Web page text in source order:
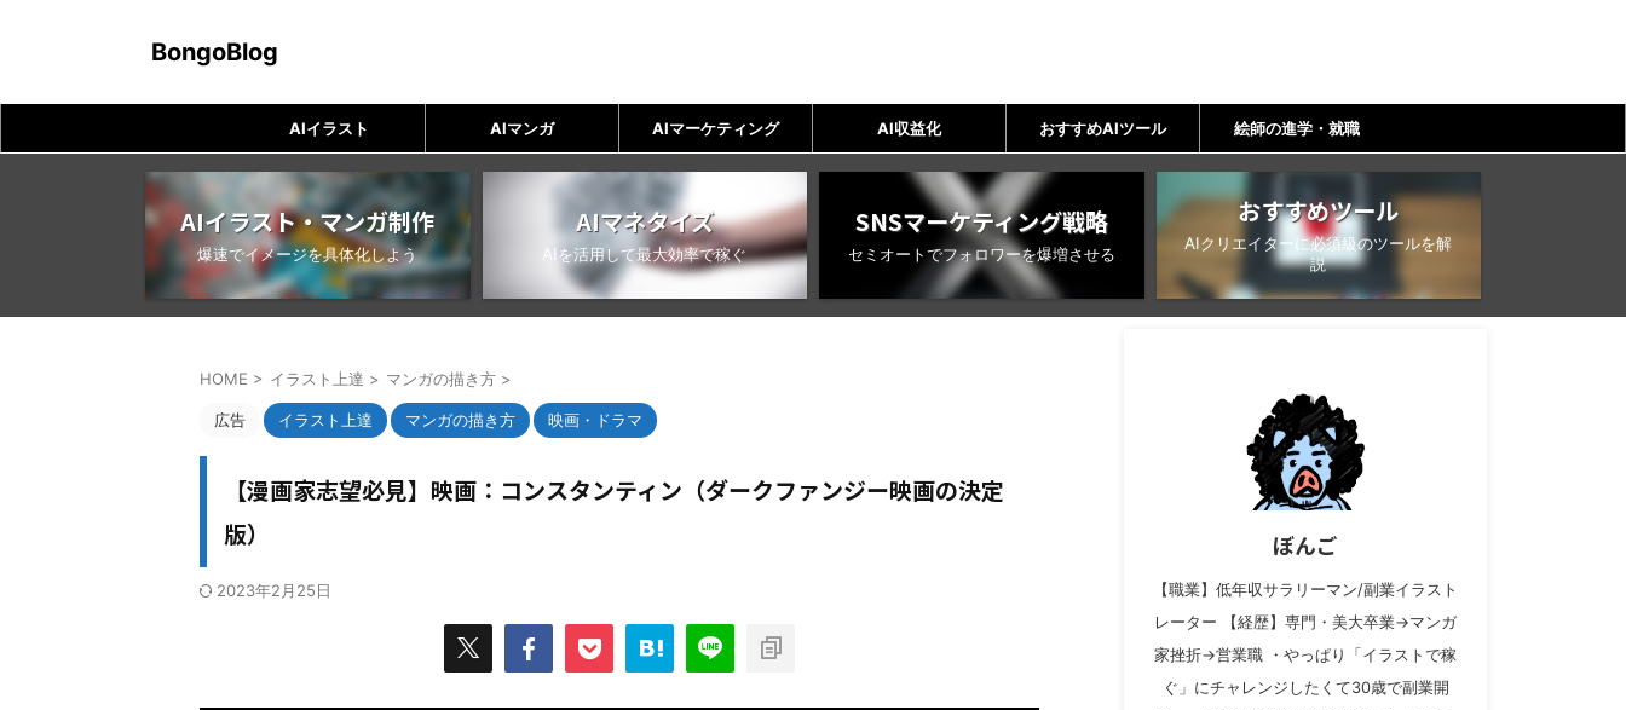
BongoBlog
AIイラスト AIマンガ AIマーケティング AI収益化 おすすめAIツール 絵師の進学・就職
AIイラスト・マンガ制作
爆速でイメージを具体化しよう
AIマネタイズ
AIを活用して最大効率で稼ぐ
SNSマーケティング戦略
セミオートでフォロワーを爆増させる
おすすめツール
AIクリエイターに必須級のツールを解
説
HOME > イラスト上達 > マンガの描き方 >
広告 イラスト上達 マンガの描き方 映画・ドラマ
【漫画家志望必見】映画：コンスタンティン（ダークファンジー映画の決定
版）
2023年2月25日
ぼんご
【職業】低年収サラリーマン/副業イラスト
レーター 【経歴】専門・美大卒業→マンガ
家挫折→営業職 ・やっぱり「イラストで稼
ぐ」にチャレンジしたくて30歳で副業開